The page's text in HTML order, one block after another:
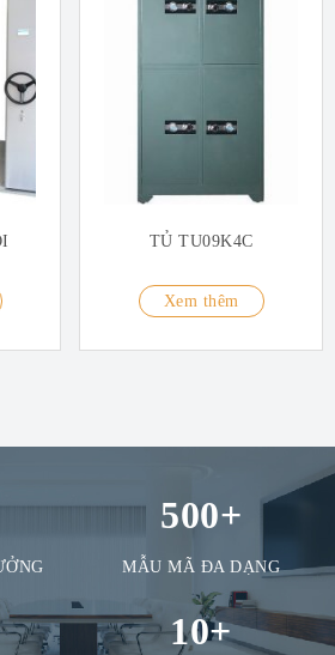
TỦ TU09K4C
Xem thêm
500+
MẪU MÃ ĐA DẠNG
10+